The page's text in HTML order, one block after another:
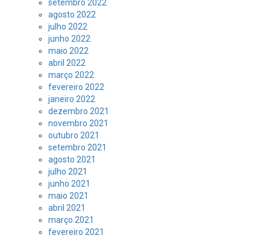
setembro 2022
agosto 2022
julho 2022
junho 2022
maio 2022
abril 2022
março 2022
fevereiro 2022
janeiro 2022
dezembro 2021
novembro 2021
outubro 2021
setembro 2021
agosto 2021
julho 2021
junho 2021
maio 2021
abril 2021
março 2021
fevereiro 2021